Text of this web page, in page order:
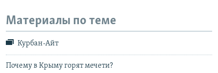
Материалы по теме
Курбан-Айт
Почему в Крыму горят мечети?